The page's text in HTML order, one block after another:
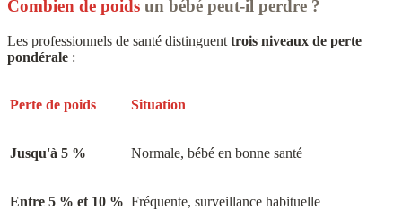
Combien de poids un bébé peut-il perdre ?
Les professionnels de santé distinguent trois niveaux de perte
pondérale :
Perte de poids Situation
Jusqu'à 5 % Normale, bébé en bonne santé
Entre 5 % et 10 % Fréquente, surveillance habituelle